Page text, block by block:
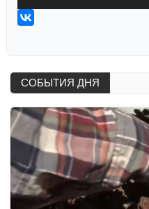
СОБЫТИЯ ДНЯ